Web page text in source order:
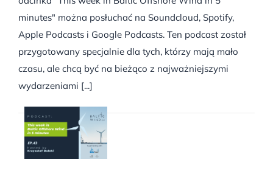
minutes" można posłuchać na Soundcloud, Spotify,
Apple Podcasts i Google Podcasts. Ten podcast został
przygotowany specjalnie dla tych, którzy mają mało
czasu, ale chcą być na bieżąco z najważniejszymi
wydarzeniami [...]